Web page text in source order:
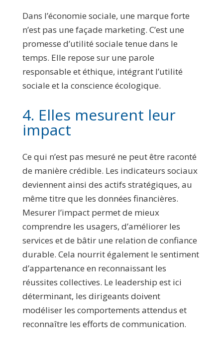
Dans l’économie sociale, une marque forte
n’est pas une façade marketing. C’est une
promesse d’utilité sociale tenue dans le
temps. Elle repose sur une parole
responsable et éthique, intégrant l’utilité
sociale et la conscience écologique.
4. Elles mesurent leur
impact
Ce qui n’est pas mesuré ne peut être raconté
de manière crédible. Les indicateurs sociaux
deviennent ainsi des actifs stratégiques, au
même titre que les données financières.
Mesurer l’impact permet de mieux
comprendre les usagers, d’améliorer les
services et de bâtir une relation de confiance
durable. Cela nourrit également le sentiment
d’appartenance en reconnaissant les
réussites collectives. Le leadership est ici
déterminant, les dirigeants doivent
modéliser les comportements attendus et
reconnaître les efforts de communication.